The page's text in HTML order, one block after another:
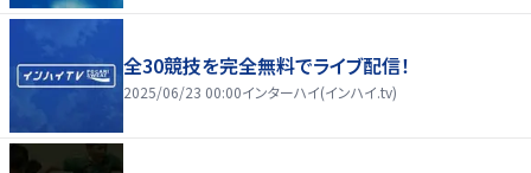
全30競技を完全無料でライブ配信！
2025/06/23 00:00インターハイ(インハイ.tv)